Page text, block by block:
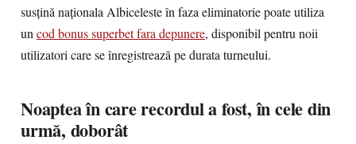
susțină naționala Albiceleste în faza eliminatorie poate utiliza
uncod bonus superbet fara depunere, disponibil pentru noii
utilizatori care se înregistrează pe durata turneului.
Noaptea în care recordul a fost, în cele din
urmă, doborât